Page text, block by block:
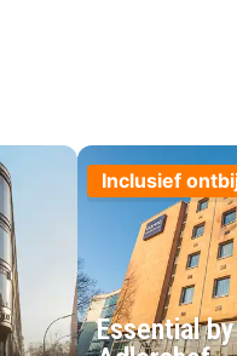
Inclusief
Essential